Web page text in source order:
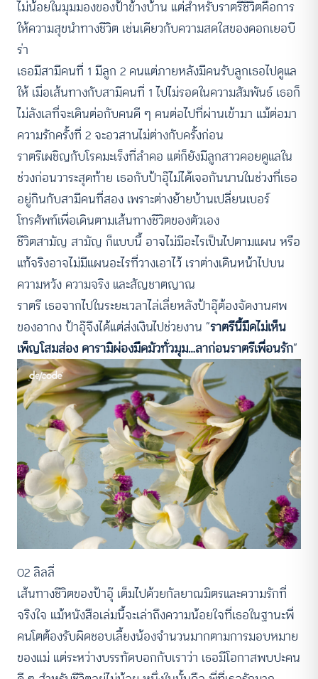
ไม่น้อยในมุมมองของป้าข้างบ้าน แต่สำหรับราตรีชีวิตคือการ
ให้ความสุขนำทางชีวิต เช่นเดียวกับความสดใสของดอกเยอบี
ร่า
เธอมีสามีคนที่ 1 มีลูก 2 คนแต่ภายหลังมีคนรับลูกเธอไปดูแล
ให้ เมื่อเส้นทางกับสามีคนที่ 1 ไปไม่รอดในความสัมพันธ์ เธอก็
ไม่ลังเลที่จะเดินต่อกับคนดี ๆ คนต่อไปที่ผ่านเข้ามา แม้ต่อมา
ความรักครั้งที่ 2 จะอวสานไม่ต่างกับครั้งก่อน
ราตรีเผชิญกับโรคมะเร็งที่ลำคอ แต่ก็ยังมีลูกสาวคอยดูแลใน
ช่วงก่อนวาระสุดท้าย เธอกับป้าอุ๊ไม่ได้เจอกันนานในช่วงที่เธอ
อยู่กินกับสามีคนที่สอง เพราะต่างย้ายบ้านเปลี่ยนเบอร์
โทรศัพท์เพื่อเดินตามเส้นทางชีวิตของตัวเอง
ชีวิตสามัญ สามัญ ก็แบบนี้ อาจไม่มีอะไรเป็นไปตามแผน หรือ
แท้จริงอาจไม่มีแผนอะไรที่วางเอาไว้ เราต่างเดินหน้าไปบน
ความหวัง ความจริง และสัญชาตญาณ
ราตรี เธอจากไปในระยะเวลาไล่เลี่ยหลังป้าอุ๊ต้องจัดงานศพ
ของอากง ป้าอุ๊จึงได้แต่ส่งเงินไปช่วยงาน “ราตรีนี้มืดไม่เห็น
เพ็ญโสมส่อง ดารามิผ่องมืดมัวทั่วมุม…ลาก่อนราตรีเพื่อนรัก”
02 ลิลลี่
เส้นทางชีวิตของป้าอุ๊ เต็มไปด้วยกัลยาณมิตรและความรักที่
จริงใจ แม้หนังสือเล่มนี้จะเล่าถึงความน้อยใจที่เธอในฐานะพี่
คนโตต้องรับผิดชอบเลี้ยงน้องจำนวนมากตามการมอบหมาย
ของแม่ แต่ระหว่างบรรทัดบอกกับเราว่า เธอมีโอกาสพบปะคน